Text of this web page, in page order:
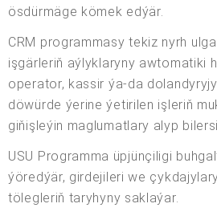
ösdürmäge kömek edýär.
CRM programmasy tekiz nyrh
işgärleriň aýlyklaryny awtomatiki
operator, kassir ýa-da
döwürde ýerine ýetirilen işleriň
giňişleýin maglumatlary alyp
USU Programma üpjünçiligi
ýöredýär, girdejileri we
tölegleriň taryhyny saklaýar.